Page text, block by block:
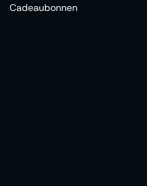
Cadeaubonnen